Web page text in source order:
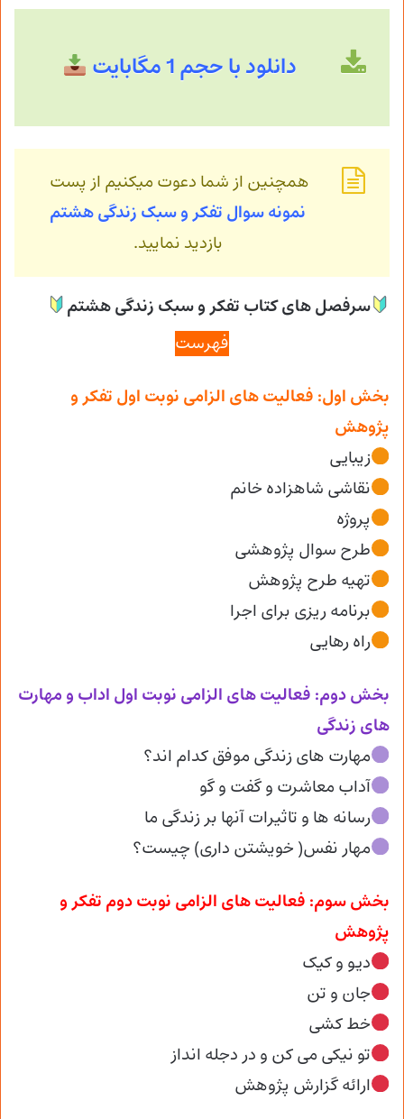
دانلودبا حجم 1 مگابایت
همچنین از شما دعوت میکنیم از پست
نمونه سوال تفکر و سبک زندگی هشتم
بازدید نمایید.
سرفصل های کتاب تفکر و سبک زندگی هشتم
فهرست
بخش اول: فعالیت های الزامی نوبت اول تفکر و
پژوهش
زیبایی
نقاشی شاهزاده خانم
پروژه
طرح سوال پژوهشی
تهیه طرح پژوهش
برنامه ریزی برای اجرا
راه رهایی
بخش دوم: فعالیت های الزامی نوبت اول اداب و مهارت
های زندگی
مهارت های زندگی موفق کدام اند؟
آداب معاشرت و گفت و گو
رسانه ها و تاثیرات آنها بر زندگی ما
مهار نفس( خویشتن داری) چیست؟
بخش سوم: فعالیت های الزامی نوبت دوم تفکر و
پژوهش
دیو و کیک
جان و تن
خط کشی
تو نیکی می کن و در دجله انداز
ارائه گزارش پژوهش